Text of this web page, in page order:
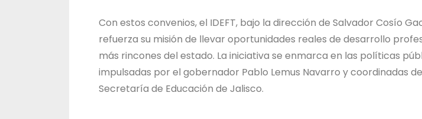
Con estos convenios, el IDEFT, bajo la dirección de Salvador Cosío
refuerza su misión de llevar oportunidades reales de desarrollo
más rincones del estado. La iniciativa se enmarca en las políticas
impulsadas por el gobernador Pablo Lemus Navarro y coordinadas
Secretaría de Educación de Jalisco.